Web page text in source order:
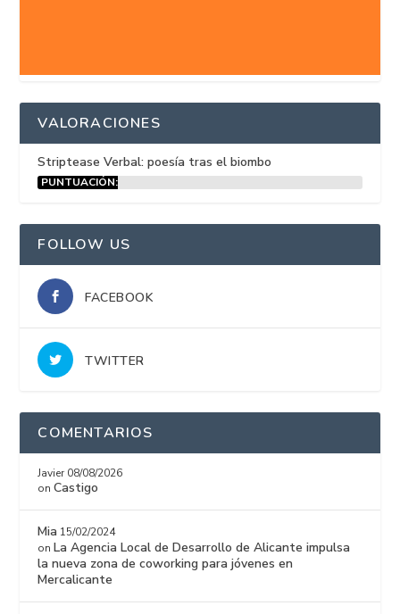
VALORACIONES
Striptease Verbal: poesía tras el biombo
PUNTUACIÓN:
FOLLOW US
FACEBOOK
TWITTER
COMENTARIOS
Javier 08/08/2026
onCastigo
Mia 15/02/2024
on La Agencia Local de Desarrollo de Alicante impulsa
la nueva zona de coworking para jóvenes en
Mercalicante